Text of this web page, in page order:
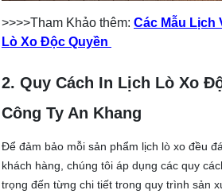
>>>>Tham Khảo thêm: Các Mẫu Lịch
Lò Xo Độc Quyền
2. Quy Cách In Lịch Lò Xo
Công Ty An Khang
Để đảm bảo mỗi sản phẩm lịch lò xo đều
khách hàng, chúng tôi áp dụng các quy
trọng đến từng chi tiết trong quy trình sản